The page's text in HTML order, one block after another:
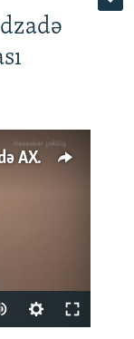
'Məni təpiklədilər ki...' - Daşkəsəndə AXCP fəalının yaxınları onun həbsinə etiraz edirlər